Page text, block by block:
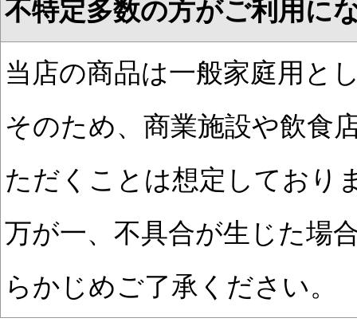
不特定多数の方がご利用に
当店の商品は一般家庭用と
そのため、商業施設や飲食
ただくことは想定しており
万が一、不具合が生じた場
らかじめご了承ください。